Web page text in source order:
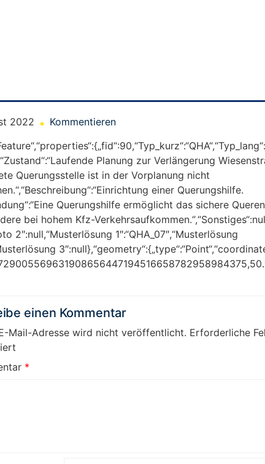
2022
Kommentieren
Planung zur Verlängerung
Querungsstelle ist in der Vorplanung nicht
einer Querungshilfe.
Querungshilfe ermöglicht das sichere
bei hohem Kfz-
2″:null,“Musterlösung 1″:“QHA_07″,“Musterlösung
einen Kommentar
Mail-Adresse wird nicht veröffentlicht. Erforderliche
*